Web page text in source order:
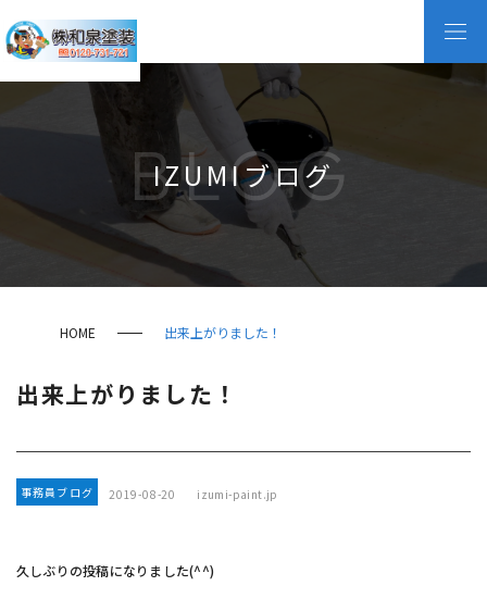
IZUMIブログ
BLOG
HOME 出来上がりました！
出来上がりました！
事務員ブログ 2019-08-20 izumi-paint.jp
久しぶりの投稿になりました(^^)